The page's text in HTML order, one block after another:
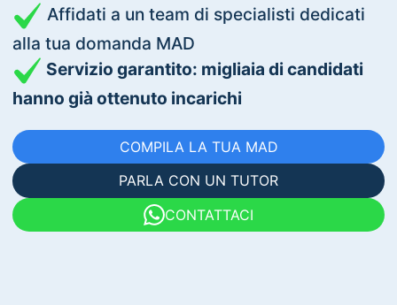
Affidati a un team di specialisti dedicati
alla tua domanda MAD
Servizio garantito: migliaia di candidati
hanno già ottenuto incarichi
COMPILA LA TUA MAD
PARLA CON UN TUTOR
CONTATTACI